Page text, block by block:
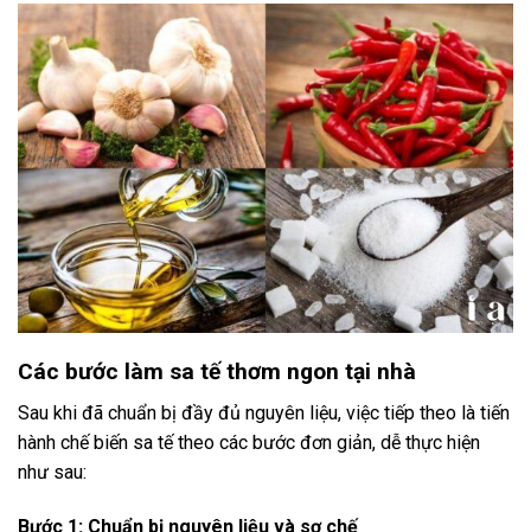
Các bước làm sa tế thơm ngon tại nhà
Sau khi đã chuẩn bị đầy đủ nguyên liệu, việc tiếp theo là tiến
hành chế biến sa tế theo các bước đơn giản, dễ thực hiện
như sau:
Bước 1: Chuẩn bị nguyên liệu và sơ chế